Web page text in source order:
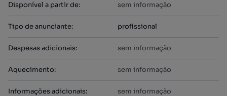
Disponível a partir de: sem informação
Tipo de anunciante: profissional
Despesas adicionais: sem informação
Aquecimento: sem informação
Informações adicionais: sem informação